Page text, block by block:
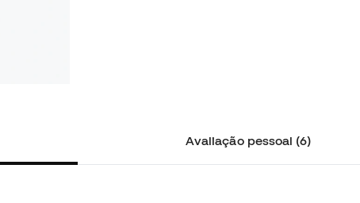
Avaliação pessoal (6)